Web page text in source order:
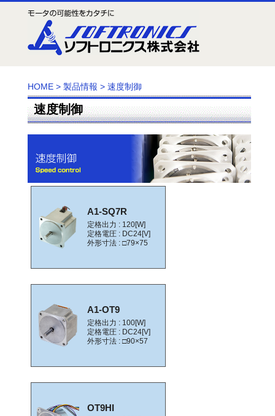
HOME> 製品情報 > 速度制御
速度制御
A1-SQ7R
定格出力 : 120[W]
定格電圧 : DC24[V]
外形寸法 : □79×75
A1-OT9
定格出力 : 100[W]
定格電圧 : DC24[V]
外形寸法 : □90×57
OT9HI